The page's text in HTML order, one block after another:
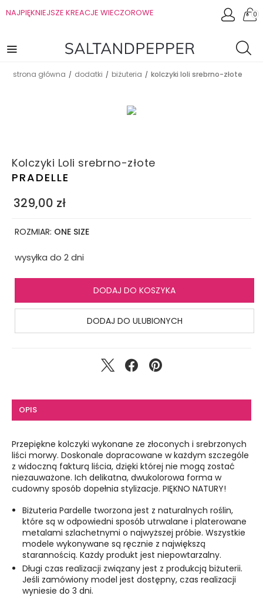
NAJPIĘKNIEJSZE KREACJE WIECZOROWE 0
strona główna / dodatki / biżuteria / kolczyki loli srebrno-złote
Kolczyki Loli srebrno-złote
PRADELLE
329,00 zł
ROZMIAR: ONE SIZE
wysyłka do 2 dni
DODAJ DO KOSZYKA
DODAJ DO ULUBIONYCH
OPIS
Przepiękne kolczyki wykonane ze złoconych i srebrzonych
liści morwy. Doskonale dopracowane w każdym szczególe
z widoczną fakturą liścia, dzięki której nie mogą zostać
niezauważone. Ich delikatna, dwukolorowa forma w
cudowny sposób dopełnia stylizacje. PIĘKNO NATURY!
Biżuteria Pardelle tworzona jest z naturalnych roślin,
które są w odpowiedni sposób utrwalane i platerowane
metalami szlachetnymi o najwyższej próbie. Wszystkie
modele wykonywane są ręcznie z największą
starannością. Każdy produkt jest niepowtarzalny.
Długi czas realizacji związany jest z produkcją biżuterii.
Jeśli zamówiony model jest dostępny, czas realizacji
wyniesie do 3 dni.